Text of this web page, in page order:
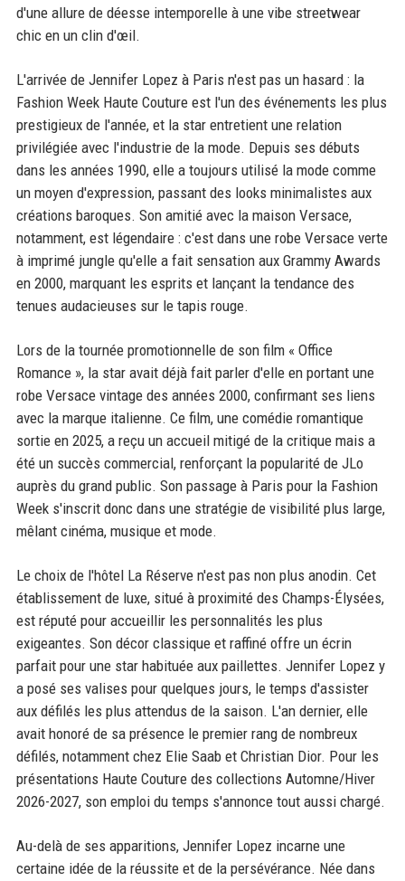
d'une allure de déesse intemporelle à une vibe streetwear
chic en un clin d'œil.
L'arrivée de Jennifer Lopez à Paris n'est pas un hasard : la
Fashion Week Haute Couture est l'un des événements les plus
prestigieux de l'année, et la star entretient une relation
privilégiée avec l'industrie de la mode. Depuis ses débuts
dans les années 1990, elle a toujours utilisé la mode comme
un moyen d'expression, passant des looks minimalistes aux
créations baroques. Son amitié avec la maison Versace,
notamment, est légendaire : c'est dans une robe Versace verte
à imprimé jungle qu'elle a fait sensation aux Grammy Awards
en 2000, marquant les esprits et lançant la tendance des
tenues audacieuses sur le tapis rouge.
Lors de la tournée promotionnelle de son film « Office
Romance », la star avait déjà fait parler d'elle en portant une
robe Versace vintage des années 2000, confirmant ses liens
avec la marque italienne. Ce film, une comédie romantique
sortie en 2025, a reçu un accueil mitigé de la critique mais a
été un succès commercial, renforçant la popularité de JLo
auprès du grand public. Son passage à Paris pour la Fashion
Week s'inscrit donc dans une stratégie de visibilité plus large,
mêlant cinéma, musique et mode.
Le choix de l'hôtel La Réserve n'est pas non plus anodin. Cet
établissement de luxe, situé à proximité des Champs-Élysées,
est réputé pour accueillir les personnalités les plus
exigeantes. Son décor classique et raffiné offre un écrin
parfait pour une star habituée aux paillettes. Jennifer Lopez y
a posé ses valises pour quelques jours, le temps d'assister
aux défilés les plus attendus de la saison. L'an dernier, elle
avait honoré de sa présence le premier rang de nombreux
défilés, notamment chez Elie Saab et Christian Dior. Pour les
présentations Haute Couture des collections Automne/Hiver
2026-2027, son emploi du temps s'annonce tout aussi chargé.
Au-delà de ses apparitions, Jennifer Lopez incarne une
certaine idée de la réussite et de la persévérance. Née dans